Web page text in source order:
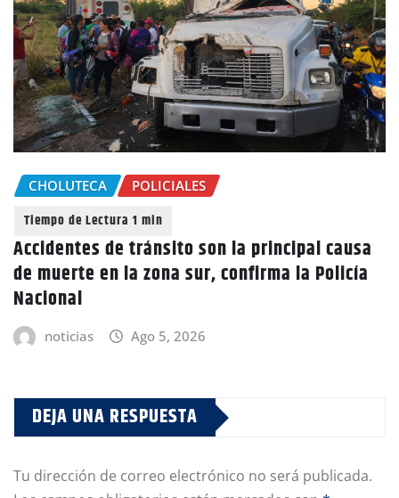
CHOLUTECA POLICIALES
Accidentes de tránsito son la principal causa
de muerte en la zona sur, confirma la Policía
Nacional
noticias Ago 5, 2026
DEJA UNA RESPUESTA
Tu dirección de correo electrónico no será publicada.